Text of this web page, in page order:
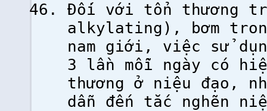
Đối với tổn thương
alkylating), bơm
nam giới, việc sử
3 lần mỗi ngày có
thương ở niệu đạo,
dẫn đến tắc nghẽn